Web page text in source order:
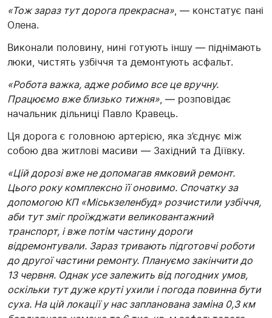
«Тож зараз тут дорога прекрасна», — констатує пані
Олена.
Виконали половину, нині готують іншу — піднімають
люки, чистять узбіччя та демонтують асфальт.
«Робота важка, адже робимо все це вручну.
Працюємо вже близько тижня», — розповідає
начальник дільниці Павло Кравець.
Ця дорога є головною артерією, яка з’єднує між
собою два житлові масиви — Західний та Діївку.
«Цій дорозі вже не допомагав ямковий ремонт.
Цього року комплексно її оновимо. Спочатку за
допомогою КП «Міськзеленбуд» розчистили узбіччя,
аби тут зміг проїжджати великовантажний
транспорт, і вже потім частину дороги
відремонтували. Зараз тривають підготовчі роботи
до другої частини ремонту. Плануємо закінчити до
13 червня. Однак усе залежить від погодних умов,
оскільки тут дуже круті ухили і погода повинна бути
суха. На цій локації у нас запланована заміна 0,3 км